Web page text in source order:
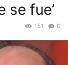
se fue’
0
151